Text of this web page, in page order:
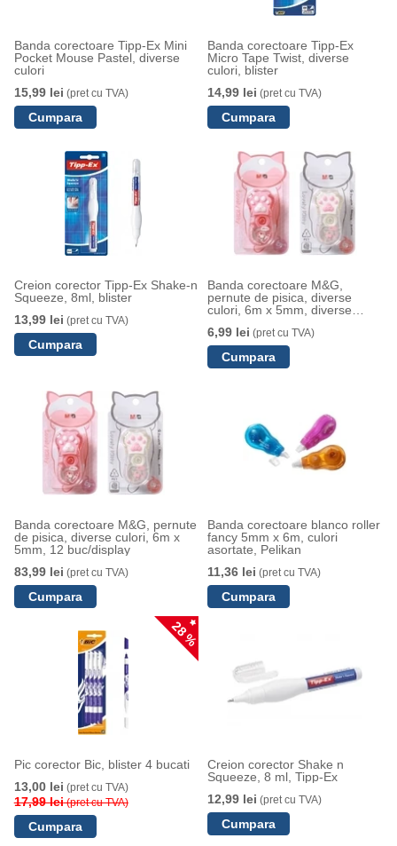
Banda corectoare Tipp-Ex Mini
Pocket Mouse Pastel, diverse
culori
15,99 lei (pret cu TVA)
Banda corectoare Tipp-Ex
Micro Tape Twist, diverse
culori, blister
14,99 lei (pret cu TVA)
Creion corector Tipp-Ex Shake-n
Squeeze, 8ml, blister
13,99 lei (pret cu TVA)
Banda corectoare M&G,
pernute de pisica, diverse
culori, 6m x 5mm, diverse
6,99 lei (pret cu TVA)
Banda corectoare M&G, pernute
de pisica, diverse culori, 6m x
5mm, 12 buc/display
83,99 lei (pret cu TVA)
Banda corectoare blanco roller
fancy 5mm x 6m, culori
asortate, Pelikan
11,36 lei (pret cu TVA)
28 %
Pic corector Bic, blister 4 bucati
13,00 lei (pret cu TVA)
17,99 lei(pret cu TVA)
Creion corector Shake n
Squeeze, 8 ml, Tipp-Ex
12,99 lei (pret cu TVA)